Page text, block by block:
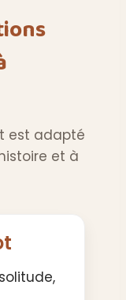
est adapté
et à